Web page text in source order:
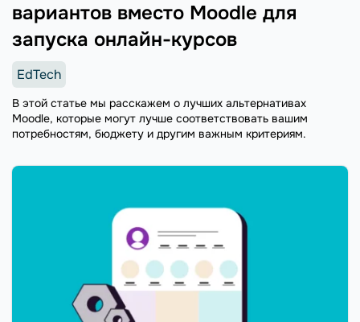
вариантов вместо Moodle для
запуска онлайн-курсов
EdTech
В этой статье мы расскажем о лучших альтернативах
Moodle, которые могут лучше соответствовать вашим
потребностям, бюджету и другим важным критериям.